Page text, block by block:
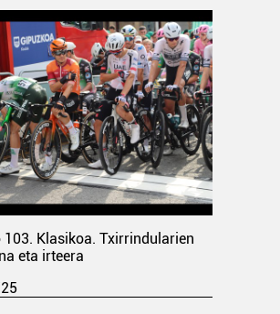
103. Klasikoa. Txirrindularien
eta irteera